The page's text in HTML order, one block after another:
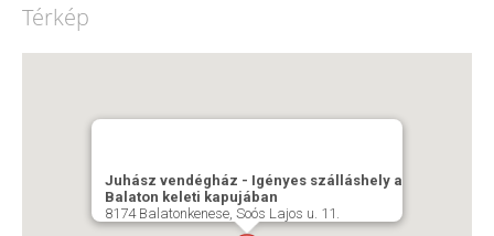
Térkép
Juhász vendégház - Igényes szálláshely a
Balaton keleti kapujában
8174 Balatonkenese, Soós Lajos u. 11.